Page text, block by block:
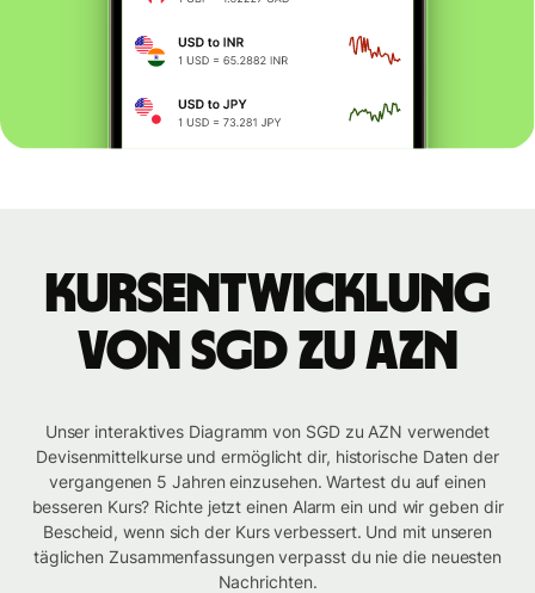
Kursentwicklung
von SGD zu AZN
Unser interaktives Diagramm von SGD zu AZN verwendet
Devisenmittelkurse und ermöglicht dir, historische Daten der
vergangenen 5 Jahren einzusehen. Wartest du auf einen
besseren Kurs? Richte jetzt einen Alarm ein und wir geben dir
Bescheid, wenn sich der Kurs verbessert. Und mit unseren
täglichen Zusammenfassungen verpasst du nie die neuesten
Nachrichten.